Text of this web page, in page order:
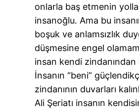
onlarla baş etmenin
insanoğlu. Ama bu
boşuk ve anlamsızlık
düşmesine engel
insan kendi zindanından
İnsanın “beni”
zindanının duvarları
Ali Şeriatı insanın